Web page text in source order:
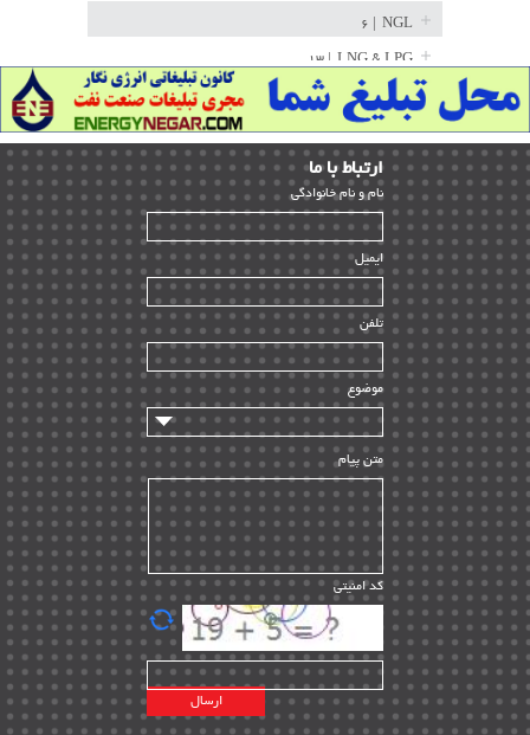
NGL
LNG & LPG | ۱۳
خط لوله | ۳۶
مخازن ذخیره | ۱۵
پتروشیمی | ۱۴
بازرسی و QC | ۱۵
HSE | ۳۹
ساخت و نصب | ۱۲
راه اندازی | ۹
سازندگان و تامین کنندگان | ۱۰
تامین مالی و سرمایه گذاری | ۳۲
ماشین آلات
مدیریت پروژه
مدیریت دانش
مدیریت سازمانی و عمومی | ۲
تأمین کالا | ۱۳
EPC | ۲۰
پیمانکاران بین المللی | ۸
اطلاعات انرژی کشورها | ۱۴
پروژه های خارجی | ۱۵
ارﺗﺒﺎط ﺑﺎ ما
ﻧﺎم و ﻧﺎم ﺧﺎﻧﻮادﮔﻰ
ایمیل
تلفن
موضوع
متن پیام
کد امنیتی